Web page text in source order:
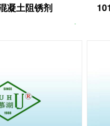
凝土阻锈剂